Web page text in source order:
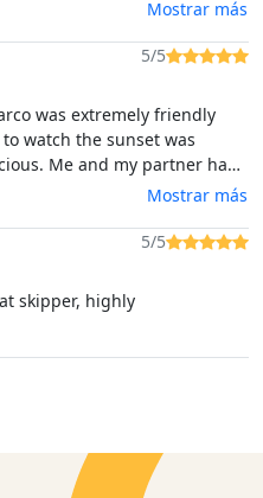
Mostrar más
5/5
was extremely friendly
Me and my partner had
of our holiday. I would
Mostrar más
5/5
skipper, highly